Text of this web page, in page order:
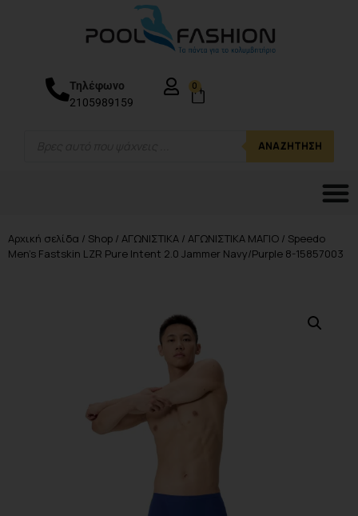
ΑΝΑΖΉΤΗΣΗ
Τηλέφωνο
2105989159
0
Αρχική σελίδα / Shop / ΑΓΩΝΙΣΤΙΚΑ / ΑΓΩΝΙΣΤΙΚΑ ΜΑΓΙΟ / Speedo
Men’s Fastskin LZR Pure Intent 2.0 Jammer Navy/Purple 8-15857003